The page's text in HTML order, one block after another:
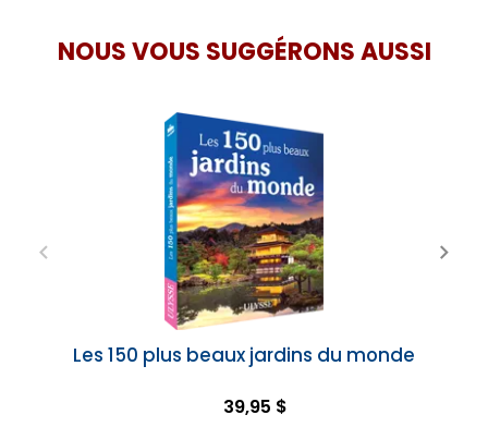
NOUS VOUS SUGGÉRONS AUSSI
Les 150 plus beaux jardins du monde
39,95 $